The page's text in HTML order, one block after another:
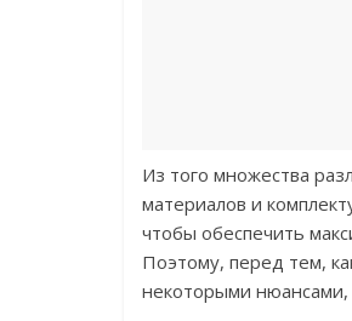
Из того множества
материалов и
чтобы обеспечить
Поэтому, перед тем,
некоторыми нюансами,